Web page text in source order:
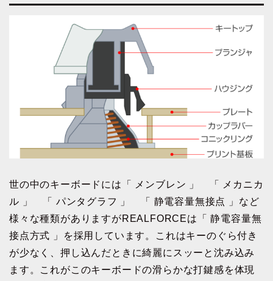
世の中のキーボードには「 メンブレン 」 「 メカニカ
ル 」 「 パンタグラフ 」 「 静電容量無接点 」など
様々な種類がありますがREALFORCEは「 静電容量無
接点方式 」を採用しています。これはキーのぐら付き
が少なく、押し込んだときに綺麗にスッーと沈み込み
ます。これがこのキーボードの滑らかな打鍵感を体現